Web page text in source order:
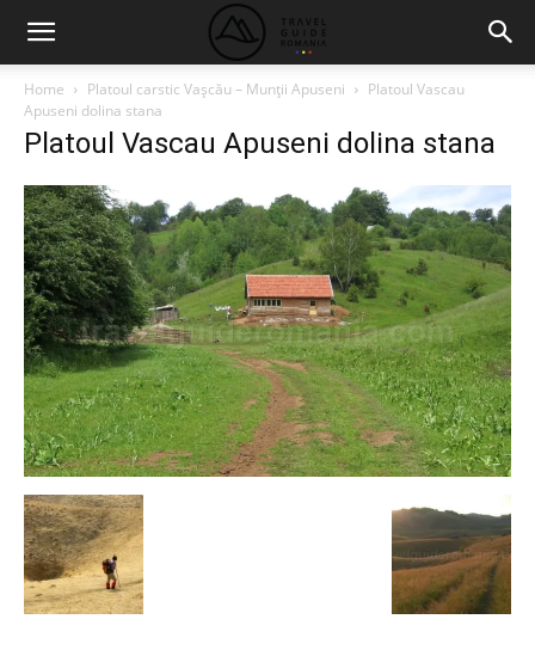
Home Platoul carstic Vaşcău – Munţii Apuseni
Platoul Vascau
Apuseni dolina stana
Platoul Vascau Apuseni dolina stana